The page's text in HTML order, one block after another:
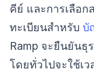
คีย์ และการเลือ
ทะเบียนสำหรับ บั
Ramp จะยืนยันธุ
โดยทั่วไปจะใช้เ